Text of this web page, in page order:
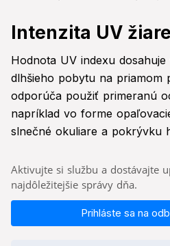
Intenzita UV
Hodnota UV indexu
dlhšieho pobytu na priamom
odporúča použiť primeranú
napríklad vo forme
slnečné okuliare a pokrývku
Aktivujte si službu a dostávajte
najdôležitejšie správy dňa.
Prihláste sa na